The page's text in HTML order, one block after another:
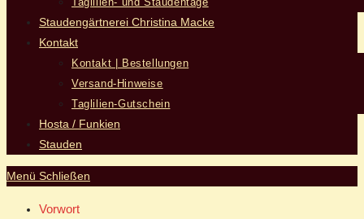
Staudengärtnerei Christina Macke
Kontakt
Kontakt | Bestellungen
Versand-Hinweise
Taglilien-Gutschein
Hosta / Funkien
Stauden
Menü Schließen
Vorwort